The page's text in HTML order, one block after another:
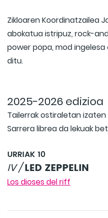
Zikloaren Koordinatzailea
abokatua istripuz, rock-
power popa, mod
ditu.
2025-2026 edizioa
Tailerrak ostiraletan
Sarrera librea da lekuak
URRIAK 10
IV / LED ZEPPELIN
Los dioses del riff